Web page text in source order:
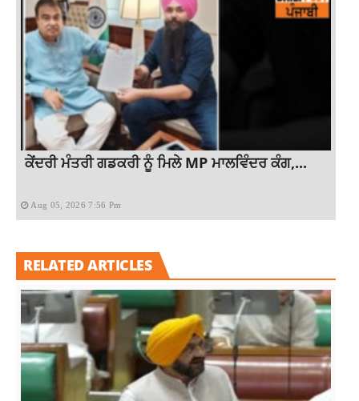
ਕੇਂਦਰੀ ਮੰਤਰੀ ਗਡਕਰੀ ਨੂੰ ਮਿਲੇ MP ਮਾਲਵਿੰਦਰ ਕੰਗ,...
Aug 05, 2026 7:56 Pm
RELATED ARTICLES